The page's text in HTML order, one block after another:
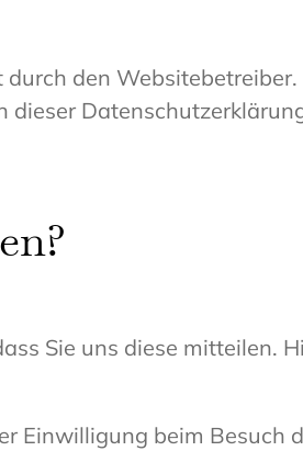
den
dieser
Sie uns diese mitteilen.
Einwilligung beim Besuch